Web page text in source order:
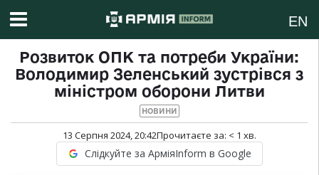
EN
Розвиток ОПК та потреби України:
Володимир Зеленський зустрівся з
міністром оборони Литви
НОВИНИ
13 Серпня 2024, 20:42Прочитаєте за: < 1 хв.
Слідкуйте за АрміяInform в Google